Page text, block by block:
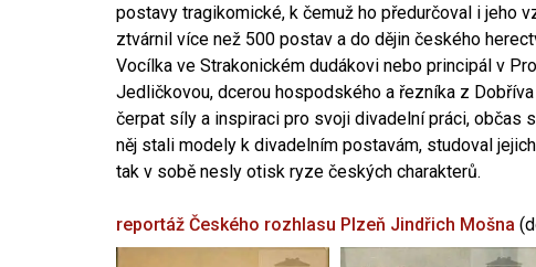
postavy tragikomické, k čemuž ho předurčoval i jeho
ztvárnil více než 500 postav a do dějin českého
Vocílka ve Strakonickém dudákovi nebo principál v
Jedličkovou, dcerou hospodského a řezníka z
čerpat síly a inspiraci pro svoji divadelní práci,
něj stali modely k divadelním postavám, studoval
tak v sobě nesly otisk ryze českých charakterů.
reportáž Českého rozhlasu Plzeň Jindřich Mošna